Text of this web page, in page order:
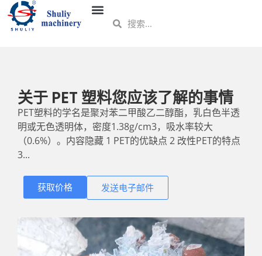
关于 PET 塑料您应该了解的事情
PET塑料的学名是聚对苯二甲酸乙二醇酯，乳白色半透
明或无色透明体，密度1.38g/cm3，吸水率较大
（0.6%）。内容隐藏 1 PET的优缺点 2 改性PET的特点
3...
获取价格 发送电子邮件